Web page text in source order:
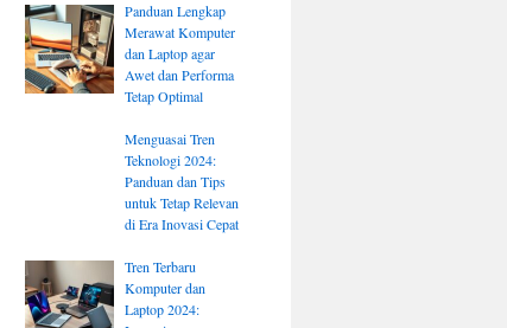
Panduan Lengkap
Merawat Komputer
dan Laptop agar
Awet dan Performa
Tetap Optimal
Menguasai Tren
Teknologi 2024:
Panduan dan Tips
untuk Tetap Relevan
di Era Inovasi Cepat
Tren Terbaru
Komputer dan
Laptop 2024: